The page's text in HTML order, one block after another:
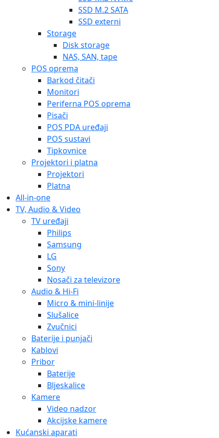
SSD M.2 SATA
SSD externi
Storage
Disk storage
NAS, SAN, tape
POS oprema
Barkod čitači
Monitori
Periferna POS oprema
Pisači
POS PDA uređaji
POS sustavi
Tipkovnice
Projektori i platna
Projektori
Platna
All-in-one
TV, Audio & Video
TV uređaji
Philips
Samsung
LG
Sony
Nosači za televizore
Audio & Hi-Fi
Micro & mini-linije
Slušalice
Zvučnici
Baterije i punjači
Kablovi
Pribor
Baterije
Bljeskalice
Kamere
Video nadzor
Akcijske kamere
Kućanski aparati